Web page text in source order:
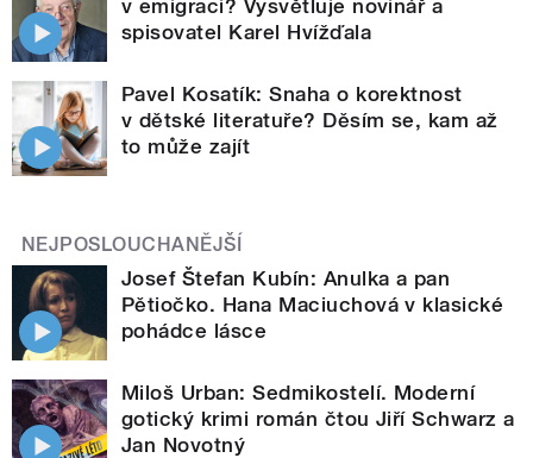
v emigraci? Vysvětluje novinář a
spisovatel Karel Hvížďala
Pavel Kosatík: Snaha o korektnost
v dětské literatuře? Děsím se, kam až
to může zajít
NEJPOSLOUCHANĚJŠÍ
Josef Štefan Kubín: Anulka a pan
Pětiočko. Hana Maciuchová v klasické
pohádce lásce
Miloš Urban: Sedmikostelí. Moderní
gotický krimi román čtou Jiří Schwarz a
Jan Novotný